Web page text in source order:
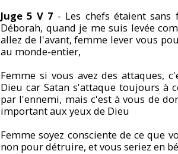
Juge 5 V 7 - Les chefs étaient
Déborah, quand je me suis levée
allez de l'avant, femme lever vous
au monde-entier,
Femme si vous avez des attaques,
Dieu car Satan s'attaque toujours à
par l'ennemi, mais c'est à vous de
important aux yeux de Dieu
Femme soyez consciente de ce que
non pour détruire, et vous seriez en